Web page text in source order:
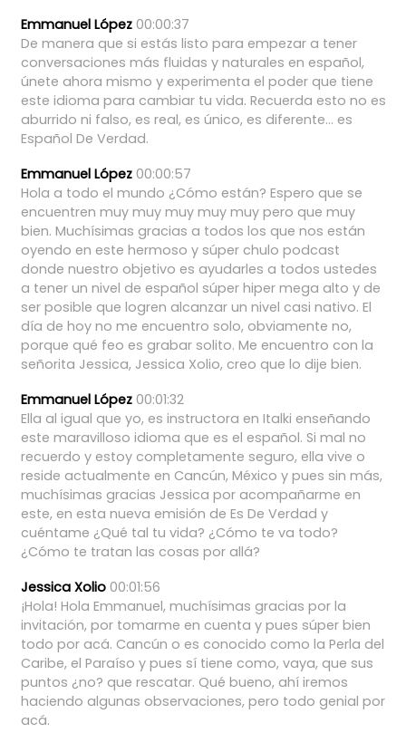
Emmanuel López 00:00:37
De manera que si estás listo para empezar a tener
conversaciones más fluidas y naturales en español,
únete ahora mismo y experimenta el poder que tiene
este idioma para cambiar tu vida. Recuerda esto no es
aburrido ni falso, es real, es único, es diferente... es
Español De Verdad.
Emmanuel López 00:00:57
Hola a todo el mundo ¿Cómo están? Espero que se
encuentren muy muy muy muy muy pero que muy
bien. Muchísimas gracias a todos los que nos están
oyendo en este hermoso y súper chulo podcast
donde nuestro objetivo es ayudarles a todos ustedes
a tener un nivel de español súper hiper mega alto y de
ser posible que logren alcanzar un nivel casi nativo. El
día de hoy no me encuentro solo, obviamente no,
porque qué feo es grabar solito. Me encuentro con la
señorita Jessica, Jessica Xolio, creo que lo dije bien.
Emmanuel López 00:01:32
Ella al igual que yo, es instructora en Italki enseñando
este maravilloso idioma que es el español. Si mal no
recuerdo y estoy completamente seguro, ella vive o
reside actualmente en Cancún, México y pues sin más,
muchísimas gracias Jessica por acompañarme en
este, en esta nueva emisión de Es De Verdad y
cuéntame ¿Qué tal tu vida? ¿Cómo te va todo?
¿Cómo te tratan las cosas por allá?
Jessica Xolio 00:01:56
¡Hola! Hola Emmanuel, muchísimas gracias por la
invitación, por tomarme en cuenta y pues súper bien
todo por acá. Cancún o es conocido como la Perla del
Caribe, el Paraíso y pues sí tiene como, vaya, que sus
puntos ¿no? que rescatar. Qué bueno, ahí iremos
haciendo algunas observaciones, pero todo genial por
acá.